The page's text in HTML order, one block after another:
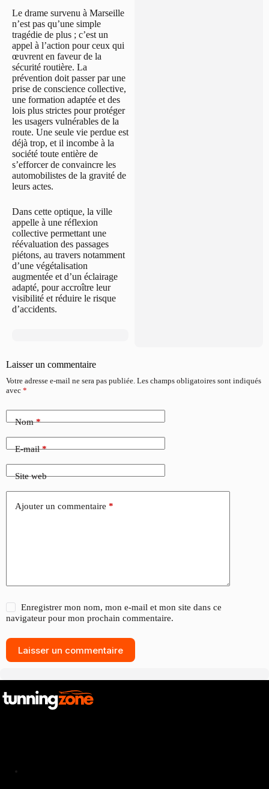
Le drame survenu à Marseille
n’est pas qu’une simple
tragédie de plus ; c’est un
appel à l’action pour ceux qui
œuvrent en faveur de la
sécurité routière. La
prévention doit passer par une
prise de conscience collective,
une formation adaptée et des
lois plus strictes pour protéger
les usagers vulnérables de la
route. Une seule vie perdue est
déjà trop, et il incombe à la
société toute entière de
s’efforcer de convaincre les
automobilistes de la gravité de
leurs actes.
Dans cette optique, la ville
appelle à une réflexion
collective permettant une
réévaluation des passages
piétons, au travers notamment
d’une végétalisation
augmentée et d’un éclairage
adapté, pour accroître leur
visibilité et réduire le risque
d’accidents.
Laisser un commentaire
Votre adresse e-mail ne sera pas publiée. Les champs obligatoires sont indiqués
avec *
Nom*
E-mail*
Site web
Ajouter un commentaire *
Enregistrer mon nom, mon e-mail et mon site dans ce
navigateur pour mon prochain commentaire.
Laisser un commentaire